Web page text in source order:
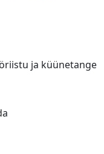
ja küünetange